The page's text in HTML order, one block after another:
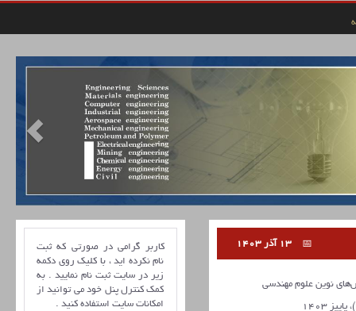
13 آذر 1403
نوین علوم مهندسی
کاربر گرامی در صورتی که ثبت
نام نکرده اید ، با کلیک روی دکمه
زیر در سایت ثبت نام نمایید . به
کمک کنترل پنل خود می توانید از
امکانات سایت استفاده کنید .